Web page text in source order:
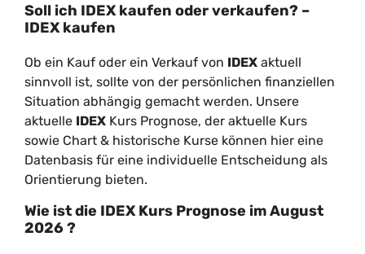
Soll ich IDEX kaufen oder verkaufen? –
IDEX kaufen
Ob ein Kauf oder ein Verkauf von IDEX aktuell
sinnvoll ist, sollte von der persönlichen finanziellen
Situation abhängig gemacht werden. Unsere
aktuelle IDEX Kurs Prognose, der aktuelle Kurs
sowie Chart & historische Kurse können hier eine
Datenbasis für eine individuelle Entscheidung als
Orientierung bieten.
Wie ist die IDEXKurs Prognose imAugust
2026?